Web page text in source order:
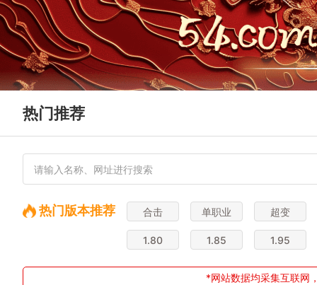
热门推荐
热门版本推荐 合击 单职业 超变
1.80 1.85 1.95
*网站数据均采集互联网